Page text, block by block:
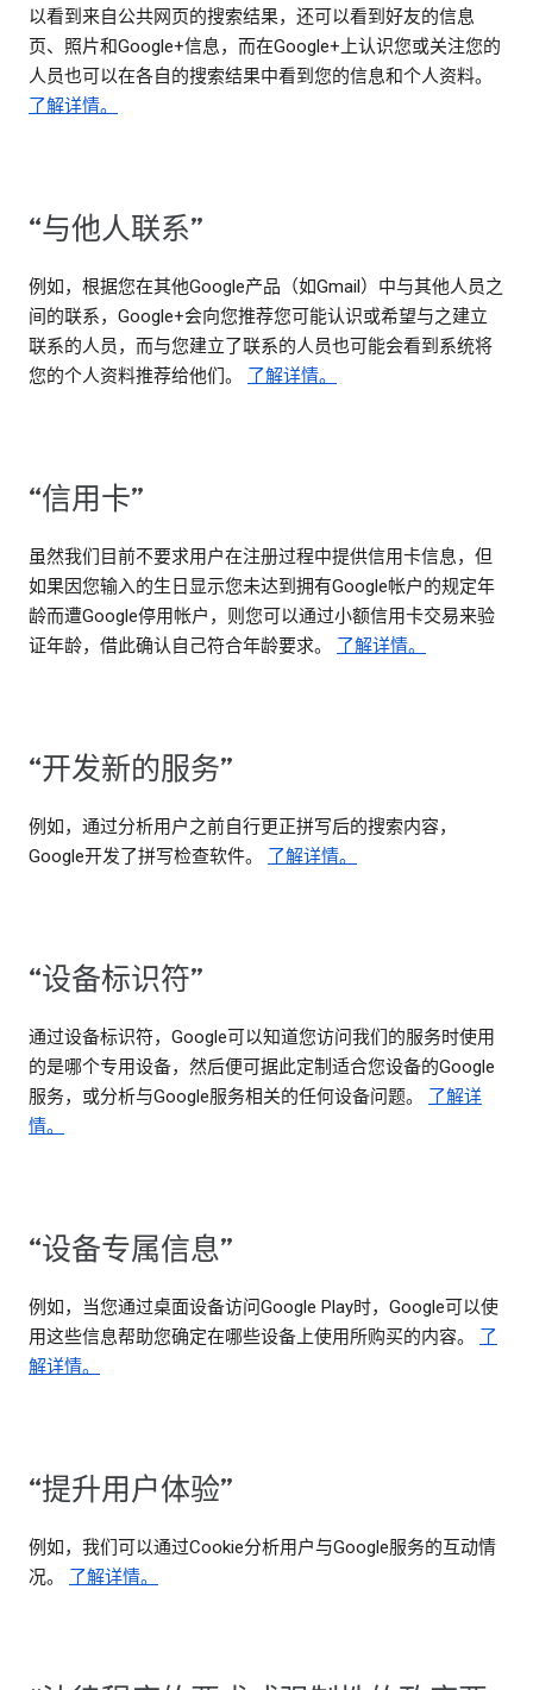
以看到来自公共网页的搜索结果，还可以看到好友的信息
页、照片和Google+信息，而在Google+上认识您或关注您的
人员也可以在各自的搜索结果中看到您的信息和个人资料。
了解详情。
“与他人联系”
例如，根据您在其他Google产品（如Gmail）中与其他人员之
间的联系，Google+会向您推荐您可能认识或希望与之建立
联系的人员，而与您建立了联系的人员也可能会看到系统将
您的个人资料推荐给他们。 了解详情。
“信用卡”
虽然我们目前不要求用户在注册过程中提供信用卡信息，但
如果因您输入的生日显示您未达到拥有Google帐户的规定年
龄而遭Google停用帐户，则您可以通过小额信用卡交易来验
证年龄，借此确认自己符合年龄要求。 了解详情。
“开发新的服务”
例如，通过分析用户之前自行更正拼写后的搜索内容，
Google开发了拼写检查软件。 了解详情。
“设备标识符”
通过设备标识符，Google可以知道您访问我们的服务时使用
的是哪个专用设备，然后便可据此定制适合您设备的Google
服务，或分析与Google服务相关的任何设备问题。 了解详
情。
“设备专属信息”
例如，当您通过桌面设备访问Google Play时，Google可以使
用这些信息帮助您确定在哪些设备上使用所购买的内容。 了
解详情。
“提升用户体验”
例如，我们可以通过Cookie分析用户与Google服务的互动情
况。 了解详情。